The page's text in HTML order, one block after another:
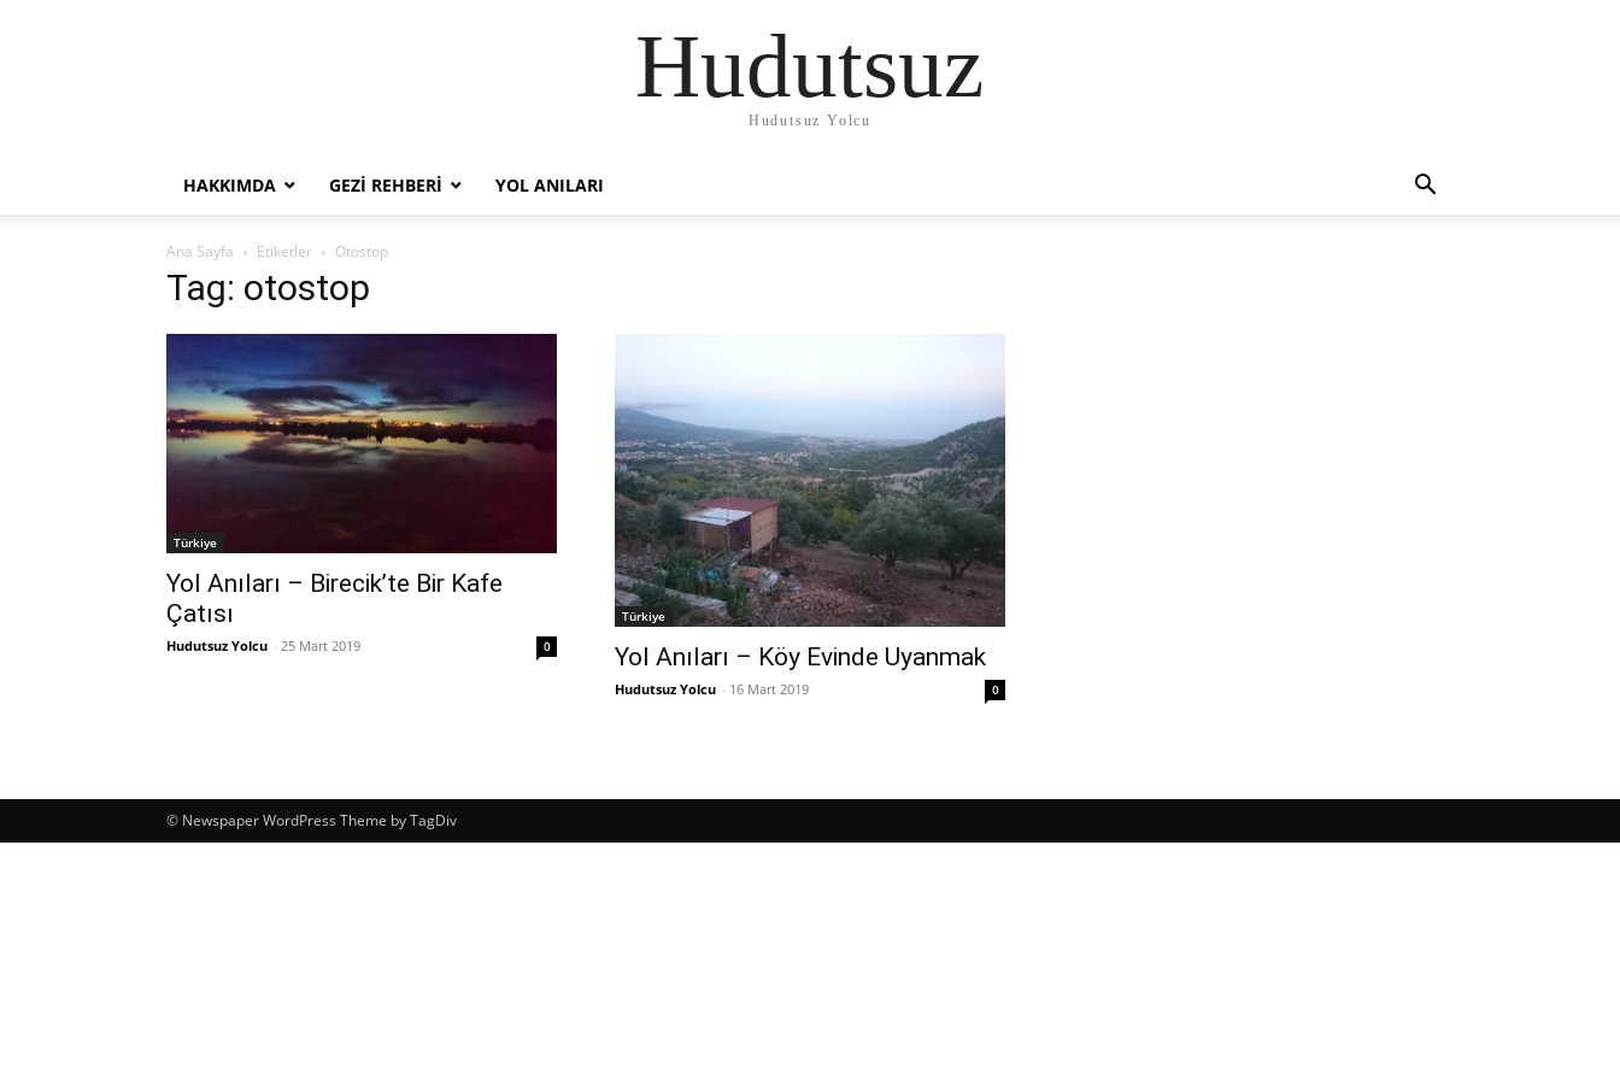
Hudutsuz
Hudutsuz Yolcu
HAKKIMDA GEZI REHBERI YOL ANILARI
Ana Sayfa Etiketler Otostop
Tag: otostop
Türkiye
Yol Anıları – Birecik’te Bir Kafe
Çatısı
Hudutsuz Yolcu - 25 Mart 2019 0
Türkiye
Yol Anıları – Köy Evinde Uyanmak
Hudutsuz Yolcu - 16 Mart 2019 0
© Newspaper WordPress Theme by TagDiv